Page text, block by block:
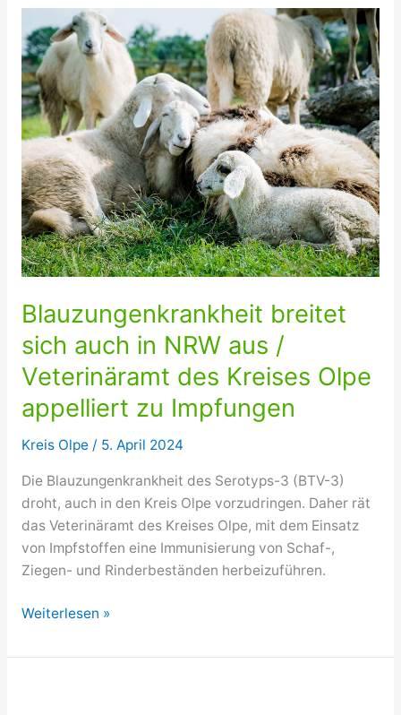
Rücker
wird
neuer
Vorstandsvorsitzender
Blauzungenkrankheit breitet
sich auch in NRW aus /
Veterinäramt des Kreises Olpe
appelliert zu Impfungen
Kreis Olpe/ 5. April 2024
Die Blauzungenkrankheit des Serotyps-3 (BTV-3)
droht, auch in den Kreis Olpe vorzudringen. Daher rät
das Veterinäramt des Kreises Olpe, mit dem Einsatz
von Impfstoffen eine Immunisierung von Schaf-,
Ziegen- und Rinderbeständen herbeizuführen.
Blauzungenkrankheit
sich
Weiterlesen »